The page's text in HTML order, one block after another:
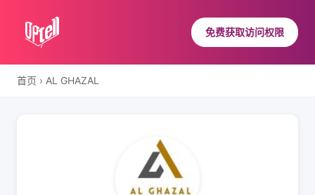
免费获取访问权限
首页 › AL GHAZAL